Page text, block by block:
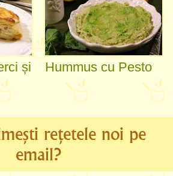
și
Hummus cu Pesto
rețetele noi pe
email?